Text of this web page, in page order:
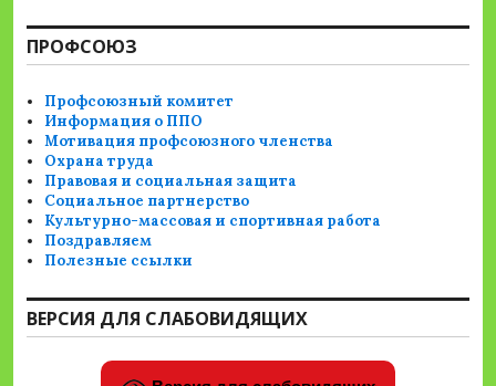
ПРОФСОЮЗ
Профсоюзный комитет
Информация о ППО
Мотивация профсоюзного членства
Охрана труда
Правовая и социальная защита
Социальное партнерство
Культурно-массовая и спортивная работа
Поздравляем
Полезные ссылки
ВЕРСИЯ ДЛЯ СЛАБОВИДЯЩИХ